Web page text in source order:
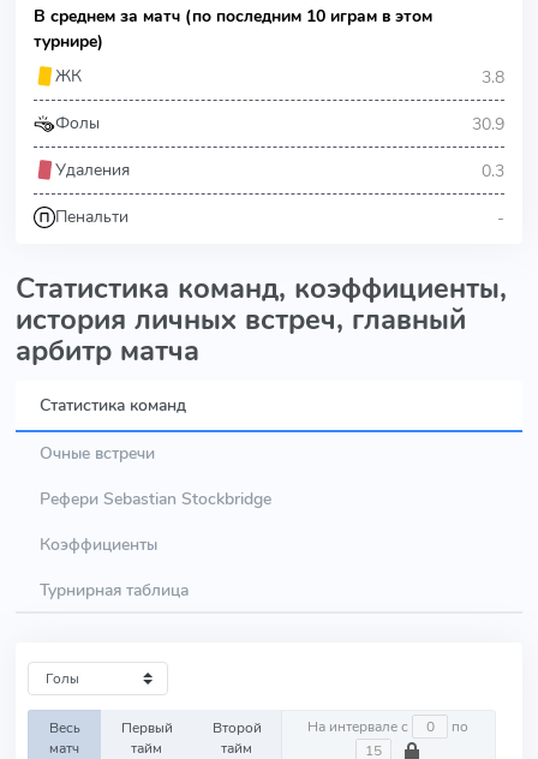
В среднем за матч (по последним 10 играм в этом
турнире)
ЖК
3.8
Фолы 30.9
Удаления 0.3
Пенальти -
Статистика команд, коэффициенты,
история личных встреч, главный
арбитр матча
Статистика команд
Очные встречи
Рефери Sebastian Stockbridge
Коэффициенты
Турнирная таблица
Весь
матч
Первый
тайм
Второй
тайм
На интервале с по